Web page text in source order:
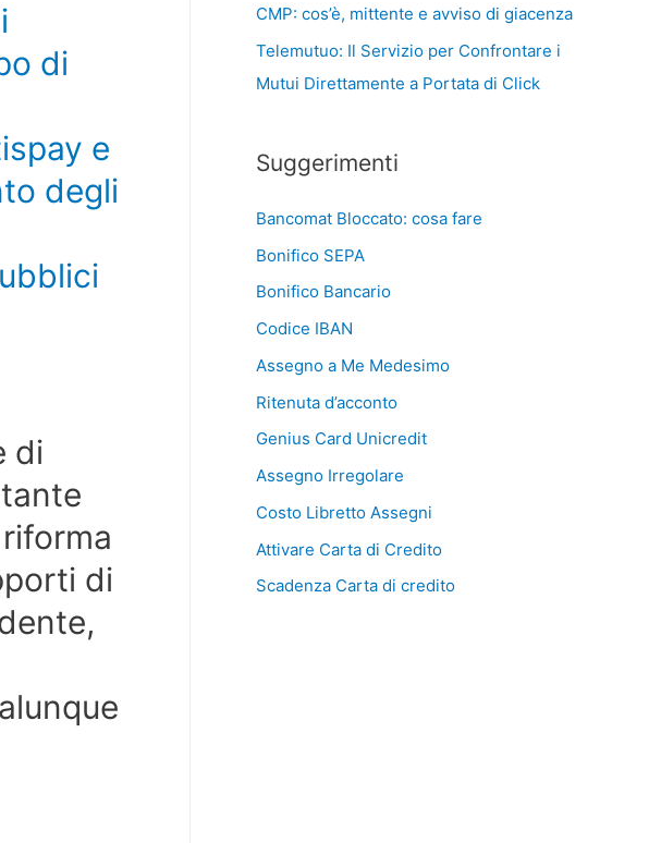
di
e
degli
di
di
CMP: cos’è, mittente e avviso di giacenza
Telemutuo: Il Servizio per Confrontare i
Mutui Direttamente a Portata di Click
Suggerimenti
Bancomat Bloccato: cosa fare
Bonifico SEPA
Bonifico Bancario
Codice IBAN
Assegno a Me Medesimo
Ritenuta d’acconto
Genius Card Unicredit
Assegno Irregolare
Costo Libretto Assegni
Attivare Carta di Credito
Scadenza Carta di credito